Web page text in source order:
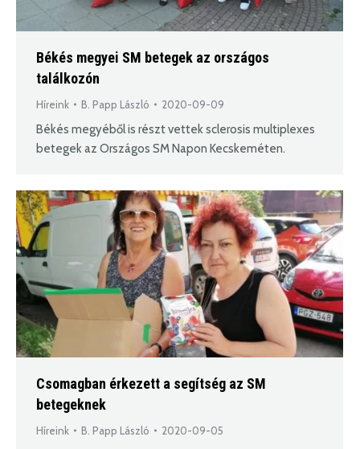
Békés megyei SM betegek az országos
találkozón
Híreink B. Papp László 2020-09-09
Békés megyéből is részt vettek sclerosis multiplexes
betegek az Országos SM Napon Kecskeméten.
Csomagban érkezett a segítség az SM
betegeknek
Híreink B. Papp László 2020-09-05